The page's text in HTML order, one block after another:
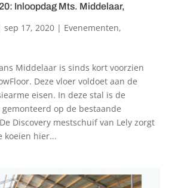
Inloopdag Mts. Middelaar,
sep 17, 2020| Evenementen,
Middelaar is sinds kort voorzien
Deze vloer voldoet aan de
eisen. In deze stal is de
gemonteerd op de bestaande
Discovery mestschuif van Lely zorgt
koeien hier...